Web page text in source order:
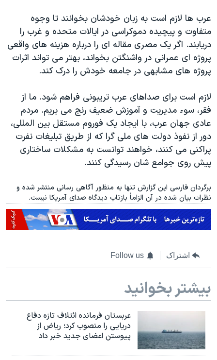
عرب ها لازم است به زبان خودشان بخوانند تا وجوه
متفاوت و پیچیده دموکراسی در ایالات متحده و غرب را
دریابند. اگر یک مصری مقاله ای را درباره هزینه های واقعی
پروژه ای عمرانی در واشنگتن بخواند، بهتر می تواند اثرات
پروژه های مشابهی در جامعه خودش را درک کند.
لازم است برای صداهای عرب تریبونی فراهم شود. ما از
فقر، سوء مدیریت و آموزش ضعیف رنج می بریم. مردم
عادی جهان عرب، با ایجاد یک فوروم مستقل بین المللی،
دور از نفوذ دولت های ملی گرا که از طریق تبلیغات نفرت
پراکنی می کنند، خواهند توانست به مشکلات ساختاری
پیش روی جوامع شان رسیدگی کنند.
برگردان فارسی این گزارش تنها به منظور آگاهی رسانی منتشر شده و
نظرات بیان شده در آن الزاماً بازتاب دیدگاه صدای آمریکا نیست.
اشتراک Follow us
بیشتر بخوانید
عربستان فرمانده ائتلاف تازه دفاع
دریایی را منصوب کرد؛ ریاض از
پیوستن اعضای جدید خبر داد